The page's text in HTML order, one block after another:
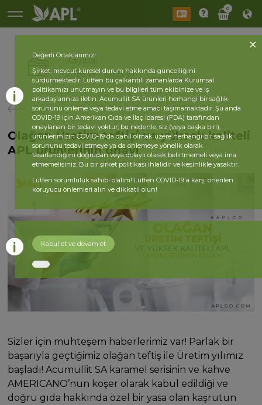
0
Kayıtlar
2026 yıl 2025 yıl
geri
Olağan Üretim teftişi ve yüksek kaliteli
APL ürünlerinin onayı
Sizler için muhteşem haberlerimiz var! Parlak bir
başarıyla geçtiğimiz olağan teftiş ile Üretim yılımız
başladı! Acumullit SA karamel serisinin ve kahve
AMERICANO’nun koşer olarak kabul edildiği ve
doğru gıda hakkında özel bir yasa olan kaşrutun
Değerli Ortaklarımız!
Şirket, mevcut küresel durum hakkında güncelliğini
sürdürmektedir. Lütfen bu çalkantılı zamanlarda Kurumsal
politikamızı unutmayın ve bu bilgileri tüm ekibinize ve iş
arkadaşlarınıza iletin. Acumullit SA ürünleri herhangi bir sağlık
sorununu önleme veya tedavi etme amacı taşımamaktadır. Şu anda
COVID-19 için Amerikan Gıda ve İlaç İdaresi (FDA) tarafından
onaylanan bir tedavi yoktur; bu nedenle, siz (veya başka biri),
ürünlerimizin COVID-19 da dahil olmak üzere herhangi bir sağlık
sorununu tedavi etmeye ya da önlemeye yönelik olarak
tasarlandığını doğrudan veya dolaylı olarak belirtmemeli veya ima
etmemelisiniz. Bu bir şirket politikası ihlalidir ve kesinlikle yasaktır.
Lütfen sorumluluk sahibi olalım! Lütfen COVID-19'a karşı önerilen
koruyucu önlemleri alın ve dikkatli olun!
Kabul et ve devam et